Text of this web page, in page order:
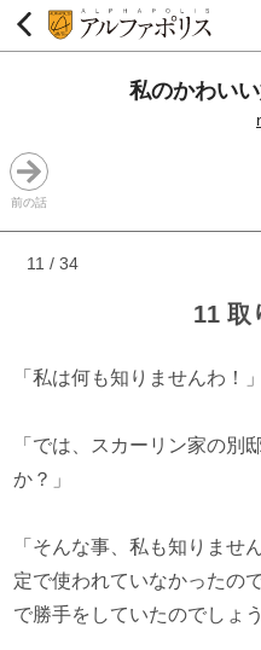
私のかわいい
前の話
11 / 34
11
「私は何も知りませんわ！」
「では、スカーリン家の別
か？」
「そんな事、私も知りませ
定で使われていなかったの
で勝手をしていたのでしょう